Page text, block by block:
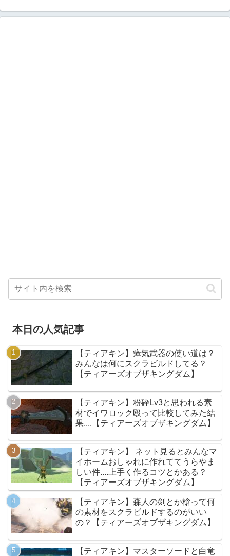
本日の人気記事
【ティアキン】瘴気武器の使い道は？
みんなは何にスクラビルドしてる？
【ティアーズオブザキングダム】
【ティアキン】粉砕Lv3と思われる素
材でイワロック殴って比較してみた結
果....【ティアーズオブザキングダム】
【ティアキン】 ネット見るとみんなマ
イホームおしゃれに作れててうらやま
しい件....上手く作るコツとかある？
【ティアーズオブザキングダム】
【ティアキン】森人の剣とか槍って何
の素材をスクラビルドするのがいい
の？【ティアーズオブザキングダム】
【ティアキン】マスターソードと白竜